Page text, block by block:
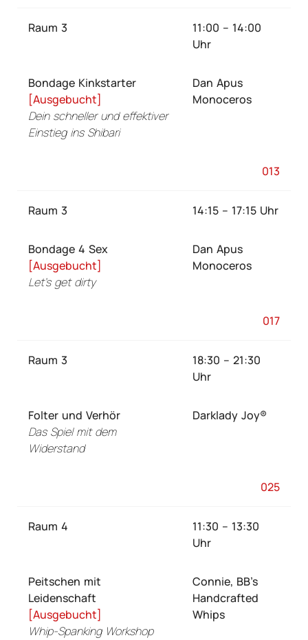
Raum 3
11:00 – 14:00
Uhr
Bondage Kinkstarter
[Ausgebucht]
Dein schneller und effektiver
Einstieg ins Shibari
Dan Apus
Monoceros
013
Raum 3 14:15 – 17:15 Uhr
Bondage 4 Sex
[Ausgebucht]
Let’s get dirty
Dan Apus
Monoceros
017
Raum 3
18:30 – 21:30
Uhr
Folter und Verhör
Das Spiel mit dem
Widerstand
Darklady Joy®
025
Raum 4
11:30 – 13:30
Uhr
Peitschen mit
Leidenschaft
[Ausgebucht]
Whip-Spanking Workshop
Connie, BB’s
Handcrafted
Whips